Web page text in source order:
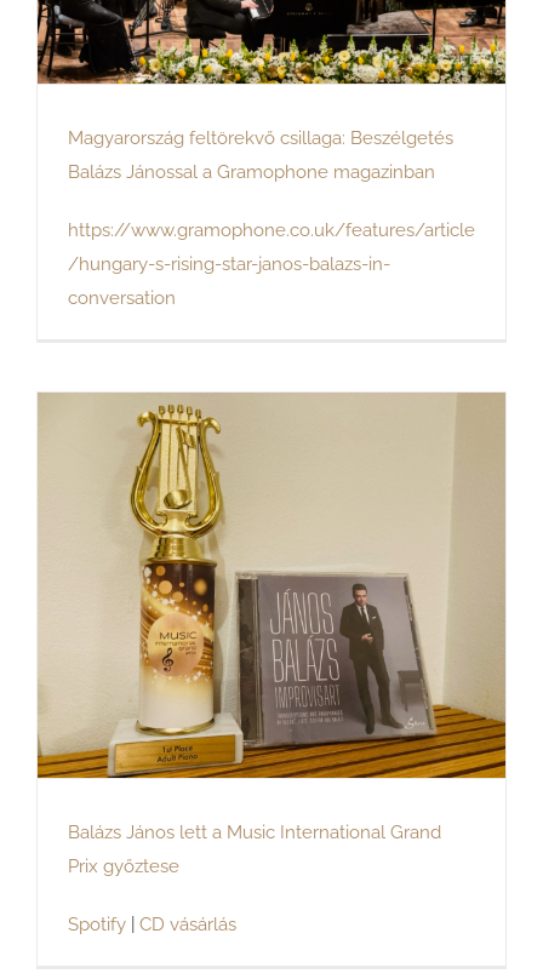
Magyarország feltörekvő csillaga: Beszélgetés
Balázs Jánossal a Gramophone magazinban
https://www.gramophone.co.uk/features/article
/hungary-s-rising-star-janos-balazs-in-
conversation
Balázs János lett a Music International Grand
Prix győztese
Spotify CD vásárlás